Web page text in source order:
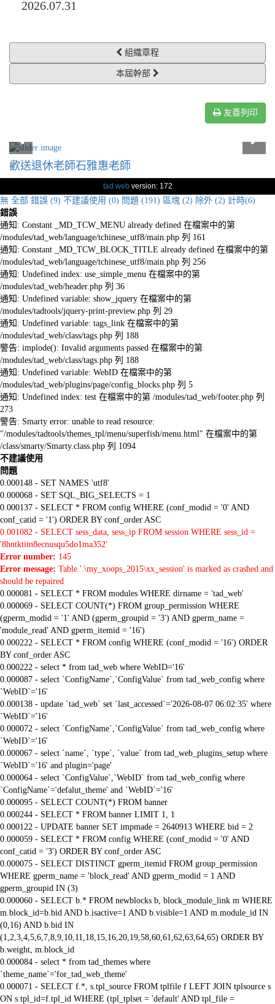
2026.07.31
組織章程
本屆幹部
友善列印
歡送退休老師石雅惠老師
tad webversion: 172
無 全部 錯誤 (9) 不建議使用 (0) 問題 (191) 區塊 (2) 除外 (2) 計時(6)
錯誤
通知: Constant _MD_TCW_MENU already defined 在檔案中的第
/modules/tad_web/language/tchinese_utf8/main.php 列 161
通知: Constant _MD_TCW_BLOCK_TITLE already defined 在檔案中的第
/modules/tad_web/language/tchinese_utf8/main.php 列 256
通知: Undefined index: use_simple_menu 在檔案中的第
/modules/tad_web/header.php 列 36
通知: Undefined variable: show_jquery 在檔案中的第
/modules/tadtools/jquery-print-preview.php 列 29
通知: Undefined variable: tags_link 在檔案中的第
/modules/tad_web/class/tags.php 列 188
警告: implode(): Invalid arguments passed 在檔案中的第
/modules/tad_web/class/tags.php 列 188
通知: Undefined variable: WebID 在檔案中的第
/modules/tad_web/plugins/page/config_blocks.php 列 5
通知: Undefined index: test 在檔案中的第 /modules/tad_web/footer.php 列
273
警告: Smarty error: unable to read resource:
"/modules/tadtools/themes_tpl/menu/superfish/menu.html" 在檔案中的第
/class/smarty/Smarty.class.php 列 1094
不建議使用
問題
0.000148 - SET NAMES 'utf8'
0.000068 - SET SQL_BIG_SELECTS = 1
0.000137 - SELECT * FROM config WHERE (conf_modid = '0' AND
conf_catid = '1') ORDER BY conf_order ASC
0.001082 - SELECT sess_data, sess_ip FROM session WHERE sess_id =
'8hntktitn8ecnusqu5do1ma352'
Error number: 145
Error message: Table '.\my_xoops_2015\xx_session' is marked as crashed and
should be repaired
0.000081 - SELECT * FROM modules WHERE dirname = 'tad_web'
0.000069 - SELECT COUNT(*) FROM group_permission WHERE
(gperm_modid = '1' AND (gperm_groupid = '3') AND gperm_name =
'module_read' AND gperm_itemid = '16')
0.000222 - SELECT * FROM config WHERE (conf_modid = '16') ORDER
BY conf_order ASC
0.000222 - select * from tad_web where WebID='16'
0.000087 - select `ConfigName`,`ConfigValue` from tad_web_config where
`WebID`='16'
0.000138 - update `tad_web` set `last_accessed`='2026-08-07 06:02:35' where
`WebID`='16'
0.000072 - select `ConfigName`,`ConfigValue` from tad_web_config where
`WebID`='16'
0.000067 - select `name`, `type`, `value` from tad_web_plugins_setup where
`WebID`='16' and plugin='page'
0.000064 - select `ConfigValue`,`WebID` from tad_web_config where
`ConfigName`='defalut_theme' and `WebID`='16'
0.000095 - SELECT COUNT(*) FROM banner
0.000244 - SELECT * FROM banner LIMIT 1, 1
0.000122 - UPDATE banner SET impmade = 2640913 WHERE bid = 2
0.000059 - SELECT * FROM config WHERE (conf_modid = '0' AND
conf_catid = '3') ORDER BY conf_order ASC
0.000075 - SELECT DISTINCT gperm_itemid FROM group_permission
WHERE gperm_name = 'block_read' AND gperm_modid = 1 AND
gperm_groupid IN (3)
0.000060 - SELECT b.* FROM newblocks b, block_module_link m WHERE
m.block_id=b.bid AND b.isactive=1 AND b.visible=1 AND m.module_id IN
(0,16) AND b.bid IN
(1,2,3,4,5,6,7,8,9,10,11,18,15,16,20,19,58,60,61,62,63,64,65) ORDER BY
b.weight, m.block_id
0.000084 - select * from tad_themes where
`theme_name`='for_tad_web_theme'
0.000071 - SELECT f.*, s.tpl_source FROM tplfile f LEFT JOIN tplsource s
ON s.tpl_id=f.tpl_id WHERE (tpl_tplset = 'default' AND tpl_file =